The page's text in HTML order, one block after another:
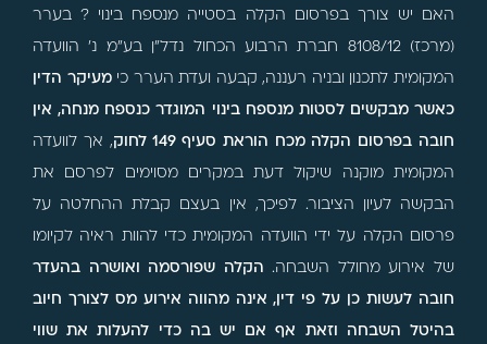
האם יש צורך בפרסום הקלה בסטייה מנספח בינוי ? בערר
(מרכז) 8108/12 חברת הרבוע הכחול נדל"ן בע"מ נ' הוועדה
המקומית לתכנון ובניה רעננה, קבעה ועדת הערר כימעיקר הדין
כאשר מבקשים לסטות מנספח בינוי המוגדר כנספח מנחה, אין
חובה בפרסום הקלה מכח הוראת סעיף 149 לחוק , אך לוועדה
המקומית מוקנה שיקול דעת במקרים מסוימים לפרסם את
הבקשה לעיון הציבור. לפיכך, אין בעצם קבלת ההחלטה על
פרסום הקלה על ידי הוועדה המקומית כדי להוות ראיה לקיומו
של אירוע מחולל השבחה. הקלה שפורסמה ואושרה בהעדר
חובה לעשות כן על פי דין, אינה מהווה אירוע מס לצורך חיוב
בהיטל השבחה וזאת אף אם יש בה כדי להעלות את שווי